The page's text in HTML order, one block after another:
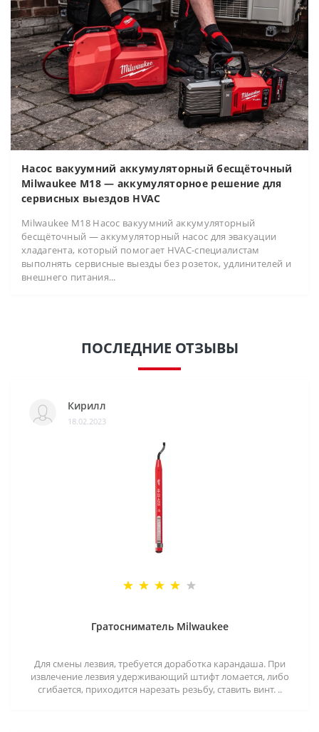
Насос вакуумний аккумуляторный бесщёточный
Milwaukee M18 — аккумуляторное решение для
сервисных выездов HVAC
Milwaukee M18 Насос вакуумний аккумуляторный
бесщёточный — аккумуляторный насос для эвакуации
хладагента, который помогает HVAC-специалистам
выполнять сервисные выезды без розеток, удлинителей и
внешнего питания...
ПОСЛЕДНИЕ ОТЗЫВЫ
Кирилл
18.02.2023
Гратосниматель Milwaukee
Для смены лезвия, требуется доработка карандаша. При
извлечение лезвия удерживающий штифт ломается, либо
сгибается, приходится нарезать резьбу, ставить винт. ..